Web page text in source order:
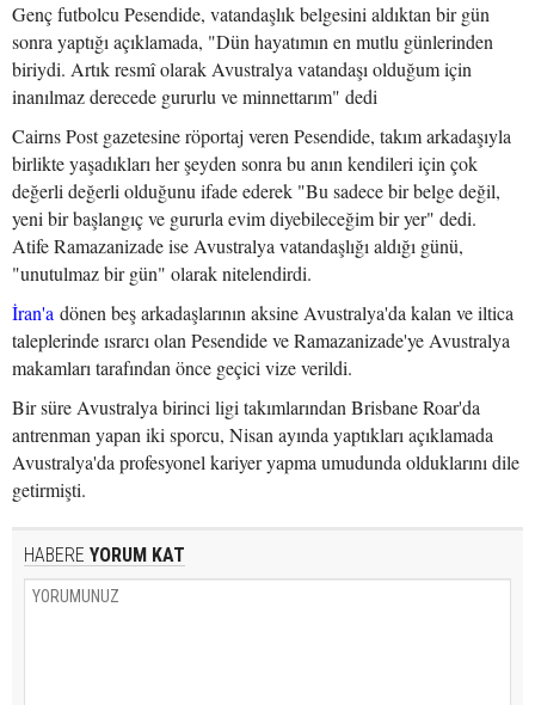
Genç futbolcu Pesendide, vatandaşlık belgesini aldıktan bir gün
sonra yaptığı açıklamada, "Dün hayatımın en mutlu günlerinden
biriydi. Artık resmî olarak Avustralya vatandaşı olduğum için
inanılmaz derecede gururlu ve minnettarım" dedi
Cairns Post gazetesine röportaj veren Pesendide, takım arkadaşıyla
birlikte yaşadıkları her şeyden sonra bu anın kendileri için çok
değerli değerli olduğunu ifade ederek "Bu sadece bir belge değil,
yeni bir başlangıç ve gururla evim diyebileceğim bir yer" dedi.
Atife Ramazanizade ise Avustralya vatandaşlığı aldığı günü,
"unutulmaz bir gün" olarak nitelendirdi.
İran'a dönen beş arkadaşlarının aksine Avustralya'da kalan ve iltica
taleplerinde ısrarcı olan Pesendide ve Ramazanizade'ye Avustralya
makamları tarafından önce geçici vize verildi.
Bir süre Avustralya birinci ligi takımlarından Brisbane Roar'da
antrenman yapan iki sporcu, Nisan ayında yaptıkları açıklamada
Avustralya'da profesyonel kariyer yapma umudunda olduklarını dile
getirmişti.
HABERE YORUM KAT